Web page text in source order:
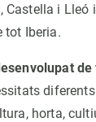
Castella i
tot Iberia.
horta,